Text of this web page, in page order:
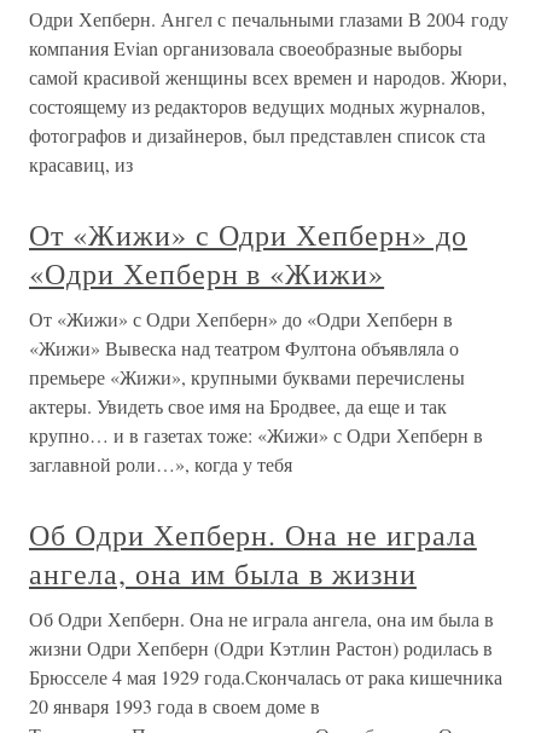
Одри Хепберн. Ангел с печальными глазами В 2004 году
компания Evian организовала своеобразные выборы
самой красивой женщины всех времен и народов. Жюри,
состоящему из редакторов ведущих модных журналов,
фотографов и дизайнеров, был представлен список ста
красавиц, из
От «Жижи» с Одри Хепберн» до
«Одри Хепберн в «Жижи»
От «Жижи» с Одри Хепберн» до «Одри Хепберн в
«Жижи» Вывеска над театром Фултона объявляла о
премьере «Жижи», крупными буквами перечислены
актеры. Увидеть свое имя на Бродвее, да еще и так
крупно… и в газетах тоже: «Жижи» с Одри Хепберн в
заглавной роли…», когда у тебя
Об Одри Хепберн. Она не играла
ангела, она им была в жизни
Об Одри Хепберн. Она не играла ангела, она им была в
жизни Одри Хепберн (Одри Кэтлин Растон) родилась в
Брюсселе 4 мая 1929 года.Скончалась от рака кишечника
20 января 1993 года в своем доме в